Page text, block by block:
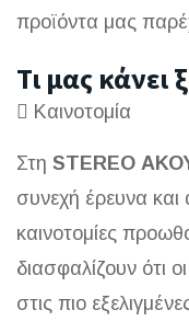
προϊόντα μας
Τι μας κάνει
Καινοτομία
Στη STEREO
συνεχή έρευνα και
καινοτομίες
διασφαλίζουν ότι
στις πιο